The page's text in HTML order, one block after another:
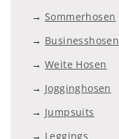
→ Sommerhosen
→ Businesshosen
→ Weite Hosen
→ Jogginghosen
→ Jumpsuits
→ Leggings